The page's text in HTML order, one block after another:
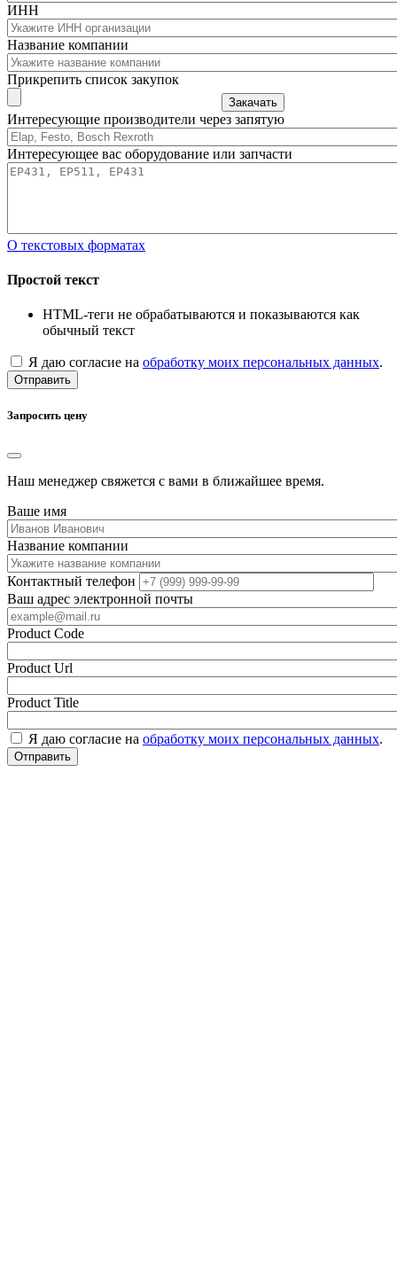
ИНН
Название компании
Прикрепить список закупок
Закачать
Интересующие производители через запятую
Интересующее вас оборудование или запчасти
О текстовых форматах
Простой текст
HTML-теги не обрабатываются и показываются как
обычный текст
Я даю согласие на обработку моих персональных данных.
Отправить
Запросить цену
Наш менеджер свяжется с вами в ближайшее время.
Ваше имя
Название компании
Контактный телефон
Ваш адрес электронной почты
Product Code
Product Url
Product Title
Я даю согласие на обработку моих персональных данных.
Отправить